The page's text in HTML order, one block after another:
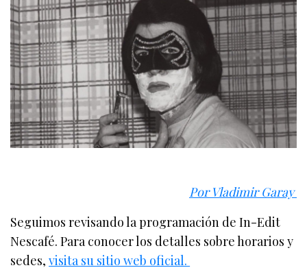
Por Vladimir Garay
Seguimos revisando la programación de In-Edit
Nescafé. Para conocer los detalles sobre horarios y
sedes,visita su sitio web oficial.